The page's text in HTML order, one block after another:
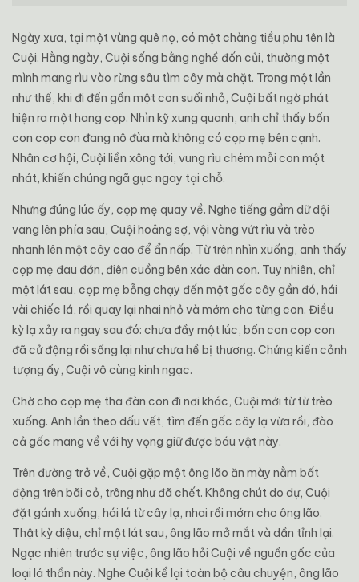
Ngày xưa, tại một vùng quê nọ, có một chàng tiều phu tên là
Cuội. Hằng ngày, Cuội sống bằng nghề đốn củi, thường một
mình mang rìu vào rừng sâu tìm cây mà chặt. Trong một lần
như thế, khi đi đến gần một con suối nhỏ, Cuội bất ngờ phát
hiện ra một hang cọp. Nhìn kỹ xung quanh, anh chỉ thấy bốn
con cọp con đang nô đùa mà không có cọp mẹ bên cạnh.
Nhân cơ hội, Cuội liền xông tới, vung rìu chém mỗi con một
nhát, khiến chúng ngã gục ngay tại chỗ.
Nhưng đúng lúc ấy, cọp mẹ quay về. Nghe tiếng gầm dữ dội
vang lên phía sau, Cuội hoảng sợ, vội vàng vứt rìu và trèo
nhanh lên một cây cao để ẩn nấp. Từ trên nhìn xuống, anh thấy
cọp mẹ đau đớn, điên cuồng bên xác đàn con. Tuy nhiên, chỉ
một lát sau, cọp mẹ bỗng chạy đến một gốc cây gần đó, hái
vài chiếc lá, rồi quay lại nhai nhỏ và mớm cho từng con. Điều
kỳ lạ xảy ra ngay sau đó: chưa đầy một lúc, bốn con cọp con
đã cử động rồi sống lại như chưa hề bị thương. Chứng kiến cảnh
tượng ấy, Cuội vô cùng kinh ngạc.
Chờ cho cọp mẹ tha đàn con đi nơi khác, Cuội mới từ từ trèo
xuống. Anh lần theo dấu vết, tìm đến gốc cây lạ vừa rồi, đào
cả gốc mang về với hy vọng giữ được báu vật này.
Trên đường trở về, Cuội gặp một ông lão ăn mày nằm bất
động trên bãi cỏ, trông như đã chết. Không chút do dự, Cuội
đặt gánh xuống, hái lá từ cây lạ, nhai rồi mớm cho ông lão.
Thật kỳ diệu, chỉ một lát sau, ông lão mở mắt và dần tỉnh lại.
Ngạc nhiên trước sự việc, ông lão hỏi Cuội về nguồn gốc của
loại lá thần này. Nghe Cuội kể lại toàn bộ câu chuyện, ông lão